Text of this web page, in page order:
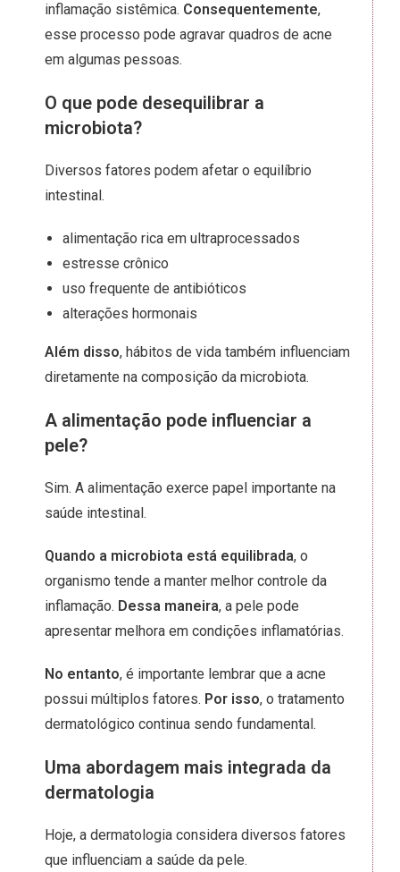
inflamação sistêmica. Consequentemente,
esse processo pode agravar quadros de acne
em algumas pessoas.
O que pode desequilibrar a
microbiota?
Diversos fatores podem afetar o equilíbrio
intestinal.
alimentação rica em ultraprocessados
estresse crônico
uso frequente de antibióticos
alterações hormonais
Além disso, hábitos de vida também influenciam
diretamente na composição da microbiota.
A alimentação pode influenciar a
pele?
Sim. A alimentação exerce papel importante na
saúde intestinal.
Quando a microbiota está equilibrada, o
organismo tende a manter melhor controle da
inflamação. Dessa maneira, a pele pode
apresentar melhora em condições inflamatórias.
No entanto, é importante lembrar que a acne
possui múltiplos fatores. Por isso, o tratamento
dermatológico continua sendo fundamental.
Uma abordagem mais integrada da
dermatologia
Hoje, a dermatologia considera diversos fatores
que influenciam a saúde da pele.